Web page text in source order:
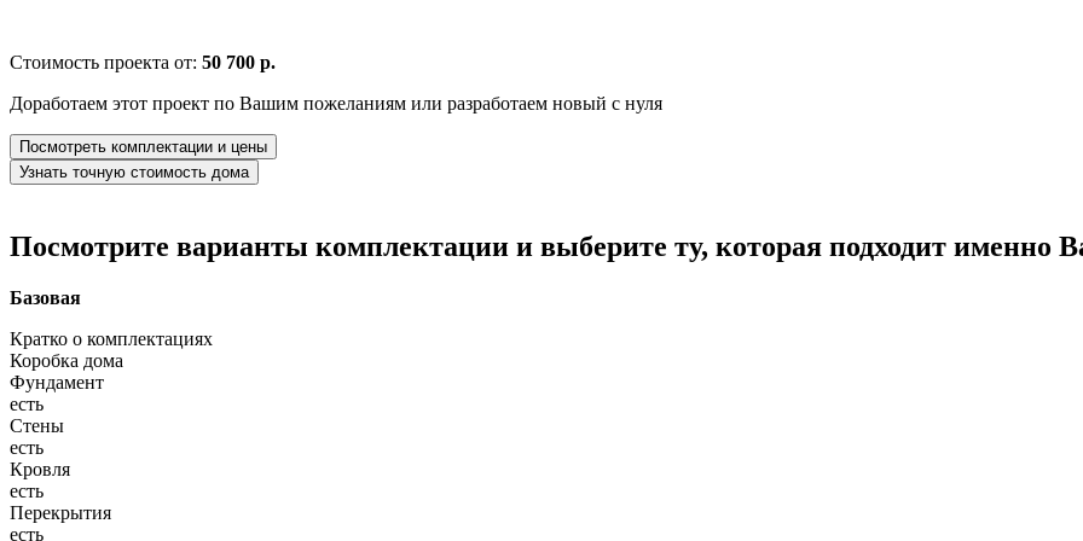
Стоимость проекта от: 50 700 р.
Доработаем этот проект по Вашим пожеланиям или разработаем новый с нуля
Посмотреть комплектации и цены
Узнать точную стоимость дома
Посмотрите варианты комплектации и выберите ту, которая подходит именно
Базовая
Кратко о комплектациях
Коробка дома
Фундамент
есть
Стены
есть
Кровля
есть
Перекрытия
есть